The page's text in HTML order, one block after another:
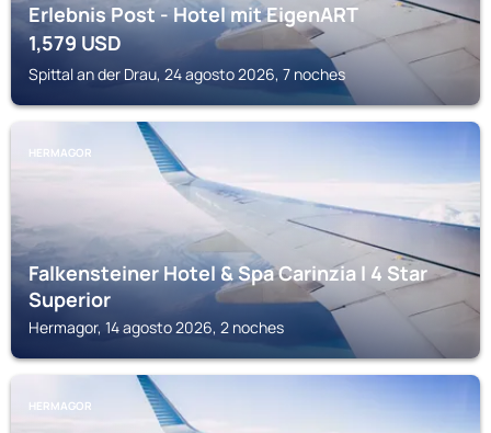
Erlebnis Post - Hotel mit EigenART
1,579 USD
Spittal an der Drau, 24 agosto 2026, 7 noches
HERMAGOR
Falkensteiner Hotel & Spa Carinzia l 4 Star
Superior
Hermagor, 14 agosto 2026, 2 noches
HERMAGOR